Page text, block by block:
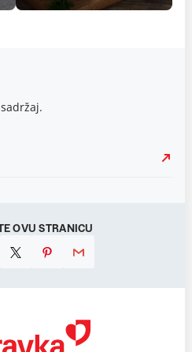
OVU STRANICU